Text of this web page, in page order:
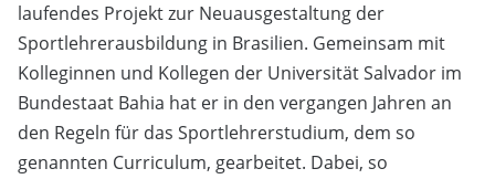
laufendes Projekt zur Neuausgestaltung der
Sportlehrerausbildung in Brasilien. Gemeinsam mit
Kolleginnen und Kollegen der Universität Salvador im
Bundestaat Bahia hat er in den vergangen Jahren an
den Regeln für das Sportlehrerstudium, dem so
genannten Curriculum, gearbeitet. Dabei, so